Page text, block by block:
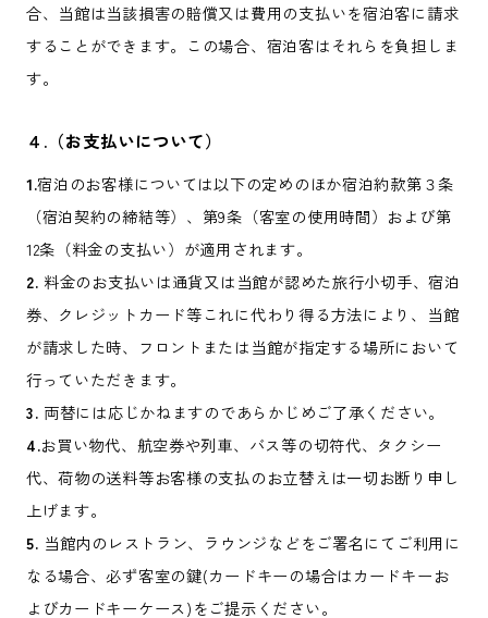
合、当館は当該損害の賠償又は費用の支払いを宿泊客に請求
することができます。この場合、宿泊客はそれらを負担しま
す。
４.（お支払いについて）
1.宿泊のお客様については以下の定めのほか宿泊約款第３条
（宿泊契約の締結等）、第9条（客室の使用時間）および第
12条（料金の支払い）が適用されます。
2. 料金のお支払いは通貨又は当館が認めた旅行小切手、宿泊
券、クレジットカード等これに代わり得る方法により、当館
が請求した時、フロントまたは当館が指定する場所において
行っていただきます。
3. 両替には応じかねますのであらかじめご了承ください。
4.お買い物代、航空券や列車、バス等の切符代、タクシー
代、荷物の送料等お客様の支払のお立替えは一切お断り申し
上げます。
5. 当館内のレストラン、ラウンジなどをご署名にてご利用に
なる場合、必ず客室の鍵(カードキーの場合はカードキーお
よびカードキーケース)をご提示ください。